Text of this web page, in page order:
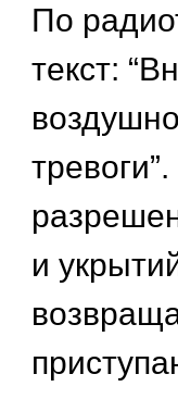
По
текст:
и